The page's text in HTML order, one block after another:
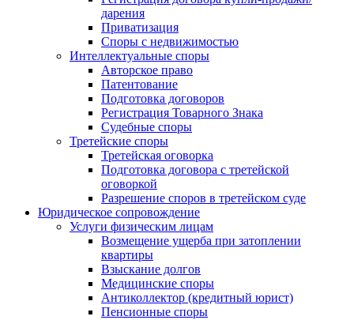
дарения
Приватизация
Cпоры с недвижимостью
Интеллектуальные споры
Авторское право
Патентование
Подготовка договоров
Регистрация Товарного Знака
Судебные споры
Третейские споры
Третейская оговорка
Подготовка договора с третейской
оговоркой
Разрешение споров в третейском суде
Юридическое сопровождение
Услуги физическим лицам
Возмещение ущерба при затоплении
квартиры
Взыскание долгов
Медицинские споры
Антиколлектор (кредитный юрист)
Пенсионные споры